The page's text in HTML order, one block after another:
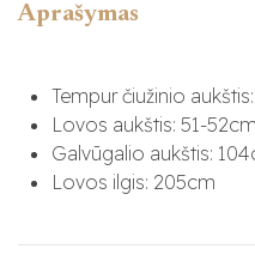
Aprašymas
Tempur čiužinio
Lovos aukštis: 51-52cm
Galvūgalio aukštis:
Lovos ilgis: 205cm